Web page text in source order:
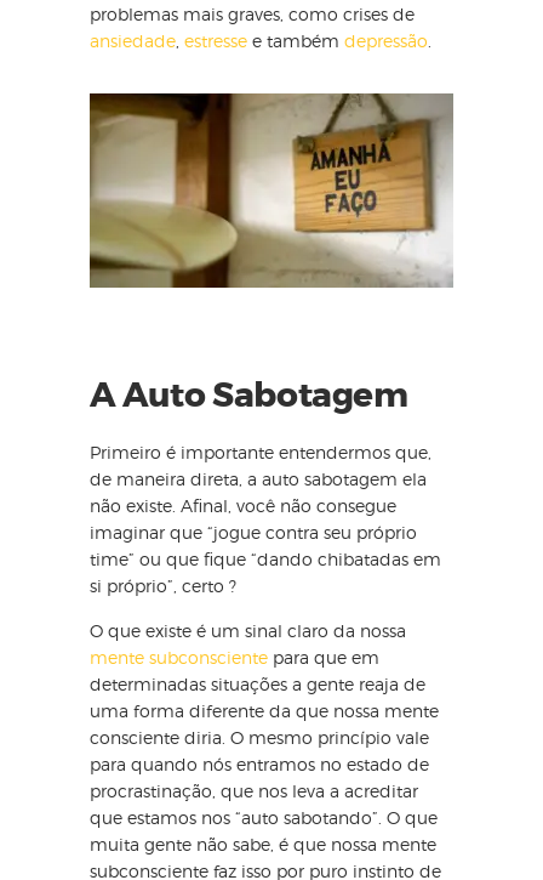
problemas mais graves, como crises de
ansiedade, estresse e também depressão.
A Auto Sabotagem
Primeiro é importante entendermos que,
de maneira direta, a auto sabotagem ela
não existe. Afinal, você não consegue
imaginar que “jogue contra seu próprio
time” ou que fique “dando chibatadas em
si próprio”, certo ?
O que existe é um sinal claro da nossa
mente subconsciente para que em
determinadas situações a gente reaja de
uma forma diferente da que nossa mente
consciente diria. O mesmo princípio vale
para quando nós entramos no estado de
procrastinação, que nos leva a acreditar
que estamos nos “auto sabotando”. O que
muita gente não sabe, é que nossa mente
subconsciente faz isso por puro instinto de